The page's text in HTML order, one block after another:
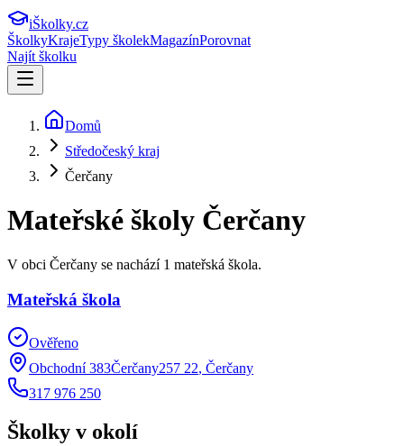
iŠkolky.cz
ŠkolkyKrajeTypy školekMagazínPorovnat
Najít školku
Domů
Středočeský kraj
Čerčany
Mateřské školy Čerčany
V obci Čerčany se nachází 1 mateřská škola.
Mateřská škola
Ověřeno
Obchodní 383Čerčany257 22, Čerčany
317 976 250
Školky v okolí